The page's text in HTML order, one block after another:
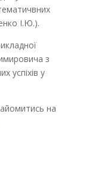
І.Ю.).
з
успіхів у
на